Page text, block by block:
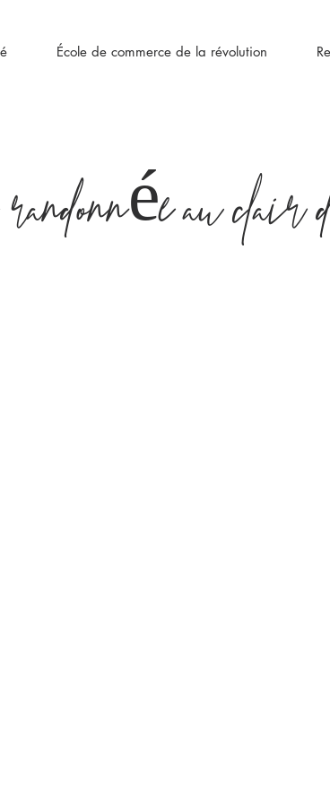
École de commerce de la révolution
au clair